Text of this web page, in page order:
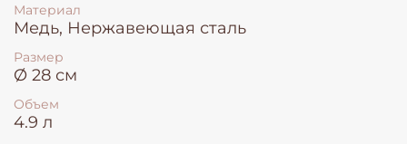
Материал
Медь, Нержавеющая сталь
Размер
Ø 28 см
Объем
4.9 л